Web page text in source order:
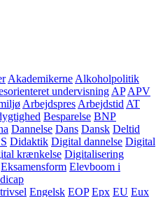
Akademikerne Alkoholpolitik
undervisning AP APV
Arbejdspres Arbejdstid AT
Besparelse BNP
Dannelse Dans Dansk Deltid
Didaktik Digital dannelse Digital
krænkelse Digitalisering
Eksamensform Elevboom i
Engelsk EOP Epx EU Eux